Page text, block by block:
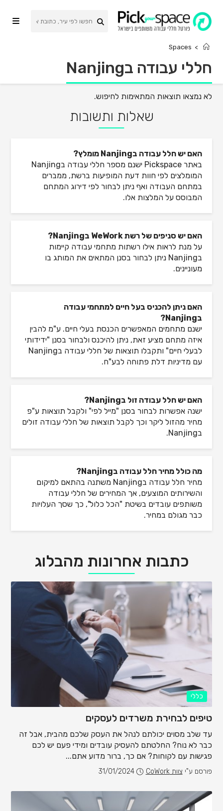
content
>
Spaces
חללי עבודה בNanjing
לא נמצאו תוצאות המתאימות לחיפוש.
שאלות ותשובות
האם יש חלל עבודה בNanjing מומלץ?
באתר Pickspace ישנם מספר חללי עבודה בNanjing
המומלצים לפי חוות דעת המופיעות ברשת, ממברים
במתחם העבודה ואף ניתן לבחור לפי דירוג המתחם
המבוסס על המלצות אלו.
האם יש סניפים של רשת WeWork בNanjing?
על מנת לראות אילו רשתות מתחמי עבודה קיימות
בNanjing ניתן לבחור בסנן המתאים את המותג בו
מעוניינים.
האם ניתן להכניס בעל חיים למתחמי עבודה
בNanjing?
ישנם מתחמים המאפשרים הכנסת בעלי חיים. ע"מ להבין
איזה מתחם מציע זאת, ניתן להיכנס ולבחור בסנן "ידידותי
לבעלי חיים" ותקבלו תוצאות של חללי עבודה בNanjing
עם מדיניות דלת פתוחה לבע"ח.
האם יש חלל עבודה זול בNanjing?
ישנה אפשרות לבחור בסנן "מייל לפי" ולקבל תוצאות ע"פ
מחיר מהזול ליקר וכך לקבל תוצאות של חללי עבודה זולים
בNanjing.
מה כולל מחיר חלל עבודה בNanjing?
מחיר חלל עבודה בNanjing משתנה בהתאם למיקום
והשירותים המוצעים, אך המחירים של חללי עבודה
משותפים עובדים בשיטת "הכל כלול", כך שסך העלויות
כבר מגולם במחיר.
כתבות אחרונות מהבלוג
כללי
טיפים לבחירת משרדים לעסקים
עד שלב מסוים יכולתם לנהל את העסק שלכם מהבית, אבל זה
כבר לא נוח? החלטתם להעסיק עובדים ומידי פעם יש לכם
פגישות עם לקוחות? אם כך, ברור מדוע אתם...
פורסם ע"י צוות CoWork 31/01/2024